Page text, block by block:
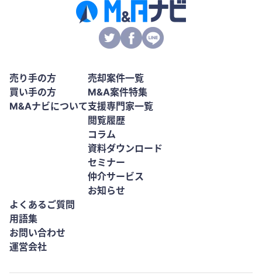
売り手の方
買い手の方
M&Aナビについて
売却案件一覧
M&A案件特集
支援専門家一覧
閲覧履歴
コラム
資料ダウンロード
セミナー
仲介サービス
お知らせ
よくあるご質問
用語集
お問い合わせ
運営会社